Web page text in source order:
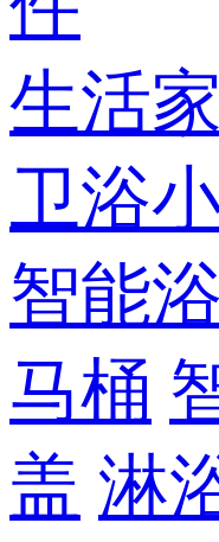
生活
卫浴
智能
马桶
盖 淋